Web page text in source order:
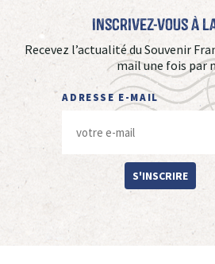
Inscrivez-vous à
Recevez l’actualité du Souvenir
mail une fois par
ADRESSE E-MAIL
S'INSCRIRE